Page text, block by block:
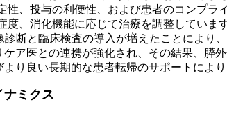
性、投与の利便性、および患者のコンプ
度、消化機能に応じて治療を調整してい
断と臨床検査の導入が増えたことにより
ア医との連携が強化され、その結果、
り良い長期的な患者転帰のサポートによ
ナミクス